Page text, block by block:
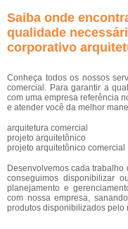
Saiba onde
qualidade
corporativo
Conheça todos os nossos
comercial. Para garantir a
com uma empresa referência
e atender você da melhor
arquitetura comercial
projeto arquitetônico
projeto arquitetônico comercial
Desenvolvemos cada trabalho
conseguimos disponibilizar
planejamento e
com nossa empresa,
produtos disponibilizados pelo